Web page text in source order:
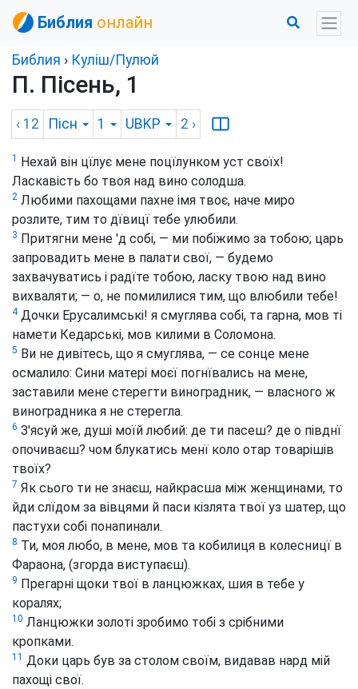
Библия онлайн
Библия › Куліш/Пулюй
П. Пісень, 1
‹ 12 Пісн 1 UBKP 2 ›
1
Нехай він цїлує мене поцїлунком уст своїх!
Ласкавість бо твоя над вино солодша.
2 Любими пахощами пахне імя твоє, наче миро
розлите, тим то дївицї тебе улюбили.
3 Притягни мене 'д собі, — ми побіжимо за тобою; царь
запровадить мене в палати свої, — будемо
захвачуватись і радїте тобою, ласку твою над вино
вихваляти; — о, не помилилися тим, що влюбили тебе!
4Дочки Ерусалимські! я смуглява собі, та гарна, мов ті
намети Кедарські, мов килими в Соломона.
5 Ви не дивітесь, що я смуглява, — се сонце мене
осмалило: Сини матері моєї погнївались на мене,
заставили мене стерегти виноградник, — власного ж
виноградника я не стерегла.
6 З'ясуй же, душі моїй любий: де ти пасеш? де о півднї
опочиваєш? чом блукатись менї коло отар товарішів
твоїх?
7 Як сього ти не знаєш, найкрасша між женщинами, то
йди слїдом за вівцями й паси кізлята твої уз шатер, що
пастухи собі понапинали.
8 Ти, моя любо, в мене, мов та кобилиця в колесницї в
Фараона, (згорда виступаєш).
9 Прегарні щоки твої в ланцюжках, шия в тебе у
коралях;
10 Ланцюжки золоті зробимо тобі з срібними
кропками.
11 Доки царь був за столом своїм, видавав нард мій
пахощі свої.